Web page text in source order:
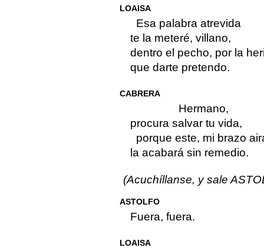
LOAISA
Esa palabra atrevida
te la meteré, villano,
dentro el pecho, por la
que darte pretendo.
CABRERA
Hermano,
procura salvar tu vida,
porque este, mi brazo
la acabará sin remedio.
(Acuchíllanse, y sale
ASTOLFO
Fuera, fuera.
LOAISA